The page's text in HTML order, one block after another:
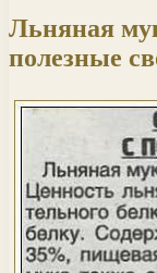
Льняная
полезные